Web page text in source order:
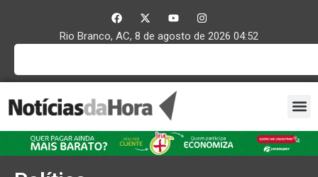
Rio Branco, AC, 8 de agosto de 2026 04:52